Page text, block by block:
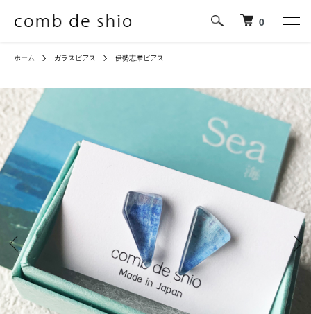
0
ホーム ガラスピアス 伊勢志摩ピアス